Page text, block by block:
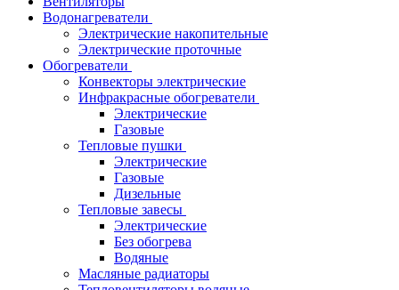
Водонагреватели
Электрические накопительные
Электрические проточные
Обогреватели
Конвекторы электрические
Инфракрасные обогреватели
Электрические
Газовые
Тепловые пушки
Электрические
Газовые
Дизельные
Тепловые завесы
Электрические
Без обогрева
Водяные
Масляные радиаторы